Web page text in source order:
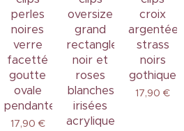
perles
noires
verre
facetté
goutte
ovale
pendante
17,90 €
oversize
grand
rectangle
noir et
roses
blanches
irisées
acrylique
croix
argentée
strass
noirs
gothique
17,90 €